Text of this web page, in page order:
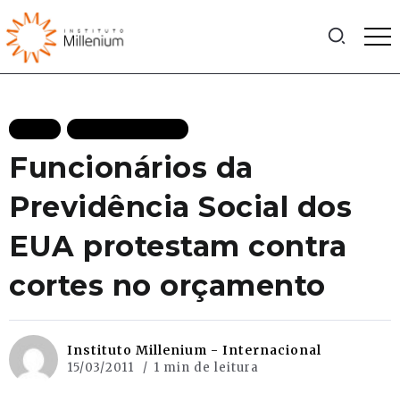
Funcionários da
Previdência Social dos
EUA protestam contra
cortes no orçamento
Instituto Millenium - Internacional
15/03/2011 1 min de leitura